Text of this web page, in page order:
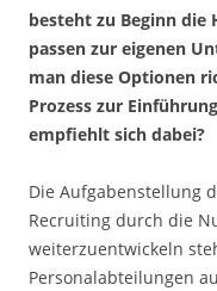
besteht zu Beginn die
passen zur eigenen
man diese Optionen
Prozess zur
empfiehlt sich dabei?
Die Aufgabenstellung
Recruiting durch die
weiterzuentwickeln
Personalabteilungen